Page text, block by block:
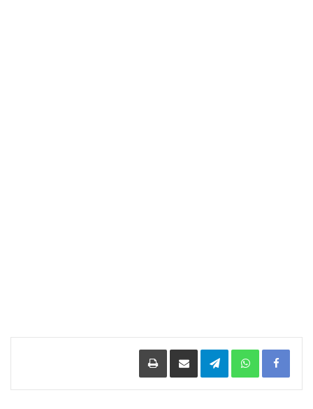
Facebook
WhatsApp
Telegramمشاركة عبر البريد طباعة